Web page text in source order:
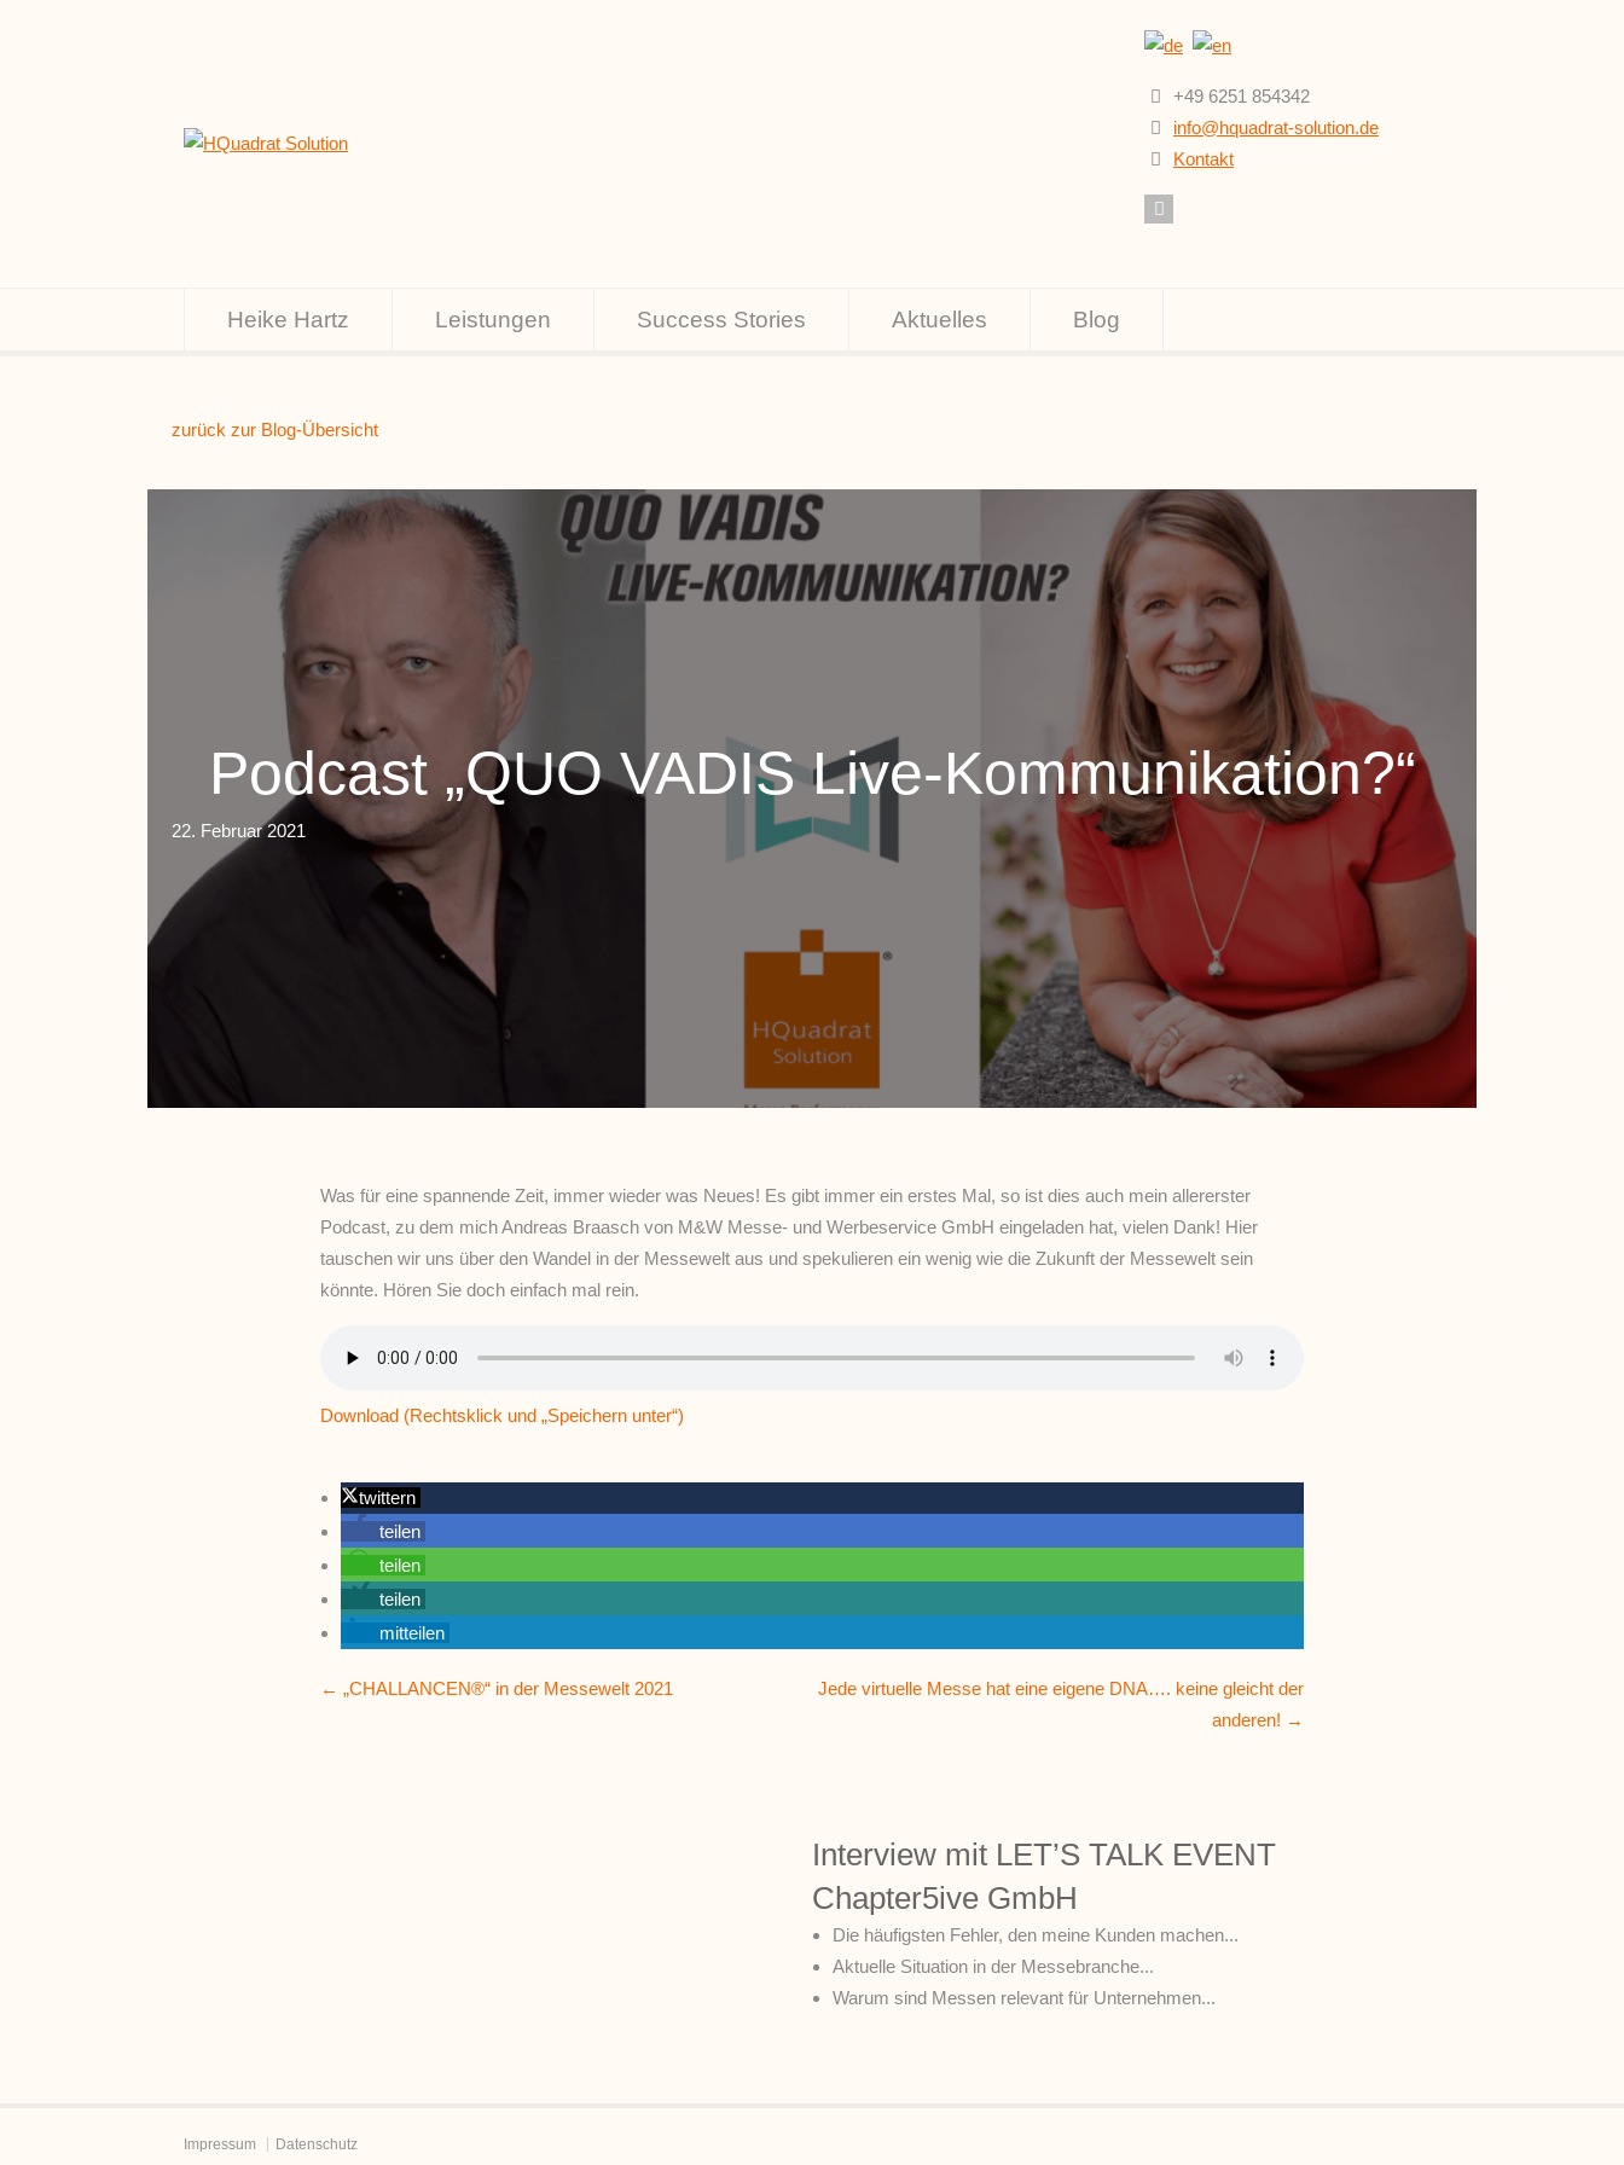
+49 6251 854342
info@hquadrat-solution.de
Kontakt
Heike Hartz Leistungen Success Stories Aktuelles Blog
zurück zur Blog-Übersicht
Podcast „QUO VADIS Live-Kommunikation?“
22. Februar 2021
Was für eine spannende Zeit, immer wieder was Neues! Es gibt immer ein erstes Mal, so ist dies auch mein allererster
Podcast, zu dem mich Andreas Braasch von M&W Messe- und Werbeservice GmbH eingeladen hat, vielen Dank! Hier
tauschen wir uns über den Wandel in der Messewelt aus und spekulieren ein wenig wie die Zukunft der Messewelt sein
könnte. Hören Sie doch einfach mal rein.
Download (Rechtsklick und „Speichern unter“)
twittern
teilen
teilen
teilen
mitteilen
Posts
← „CHALLANCEN®“ in der Messewelt 2021
Jede virtuelle Messe hat eine eigene DNA…. keine gleicht der
anderen! →
Interview mit LET’S TALK EVENT
Chapter5ive GmbH
Die häufigsten Fehler, den meine Kunden machen...
Aktuelle Situation in der Messebranche...
Warum sind Messen relevant für Unternehmen...
Impressum Datenschutz